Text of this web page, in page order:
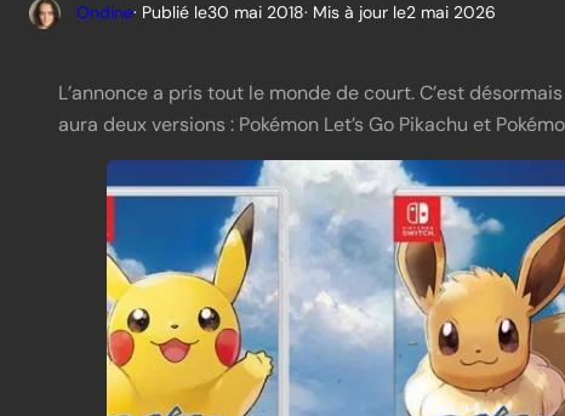
Ondine· Publié le30 mai 2018· Mis à jour le2 mai 2026
L’annonce a pris tout le monde de court. C’est
aura deux versions : Pokémon Let’s Go Pikachu et